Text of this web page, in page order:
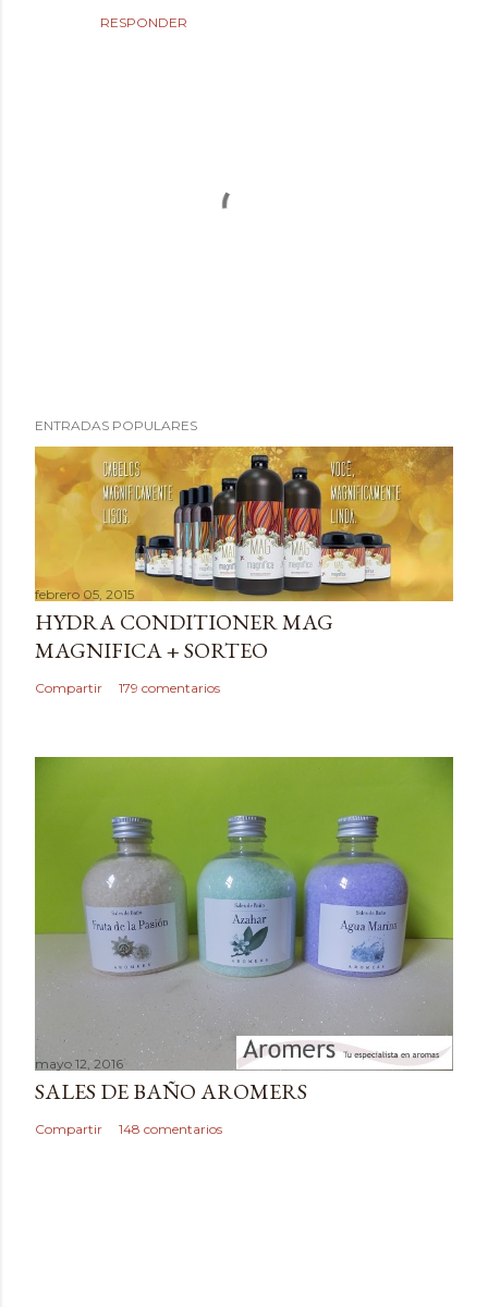
RESPONDER
u
b
a
r
u
n
c
o
ENTRADAS POPULARES
febrero 05, 2015
HYDRA CONDITIONER MAG
MAGNIFICA + SORTEO
Compartir 179 comentarios
mayo 12, 2016
SALES DE BAÑO AROMERS
Compartir 148 comentarios